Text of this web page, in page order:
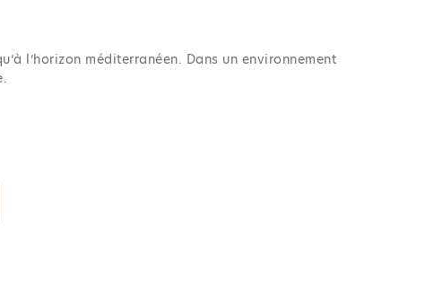
l’horizon méditerranéen. Dans un environnement